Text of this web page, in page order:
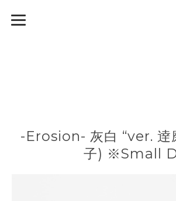
-Erosion- 灰白 “ver. 逹
子) ※Small